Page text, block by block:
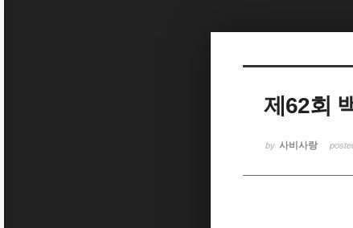
제62회
by 사비사랑
Sketchbook5, 스케치북5
Sketchbook5, 스케치북5